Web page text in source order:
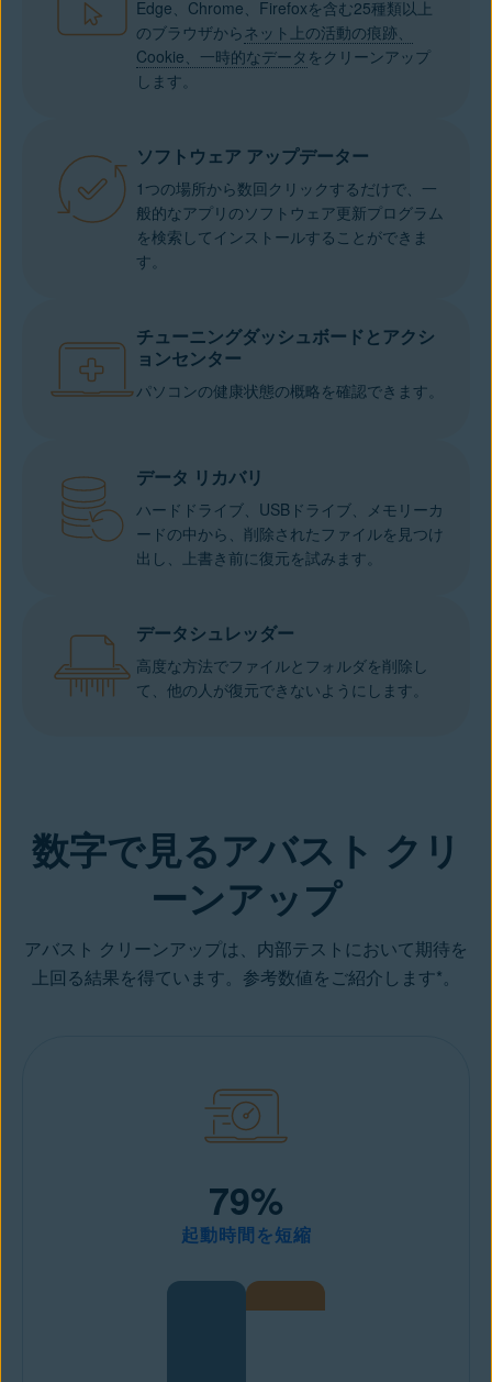
Edge、Chrome、Firefoxを含む25種類以上
のブラウザからネット上の活動の痕跡、
Cookie、一時的なデータ をクリーンアップ
します。
ソフトウェア アップデーター
1つの場所から数回クリックするだけで、一
般的なアプリのソフトウェア更新プログラム
を検索してインストールすることができま
す。
チューニングダッシュボードとアクシ
ョンセンター
パソコンの健康状態の概略を確認できます。
データ リカバリ
ハードドライブ、USBドライブ、メモリーカ
ードの中から、削除されたファイルを見つけ
出し、上書き前に復元を試みます。
データシュレッダー
高度な方法でファイルとフォルダを削除し
て、他の人が復元できないようにします。
数字で見るアバスト クリ
ーンアップ
アバスト クリーンアップは、内部テストにおいて期待を
上回る結果を得ています。参考数値をご紹介します*。
79%
起動時間を短縮